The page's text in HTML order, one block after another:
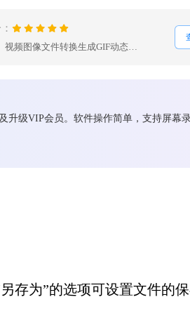
GIF制作软件、GIF动画制作、GIF动态图片制作，不仅可以通过电脑屏幕录制、视频图像文件转换生成GIF动态图片，同时还可对生成的GIF文件进行编辑调整。
级VIP会员。软件操作简单，支持屏幕
为”的选项可设置文件的保